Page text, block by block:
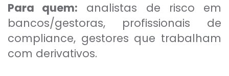
Para quem: analistas de risco em
bancos/gestoras, profissionais de
compliance, gestores que trabalham
com derivativos.